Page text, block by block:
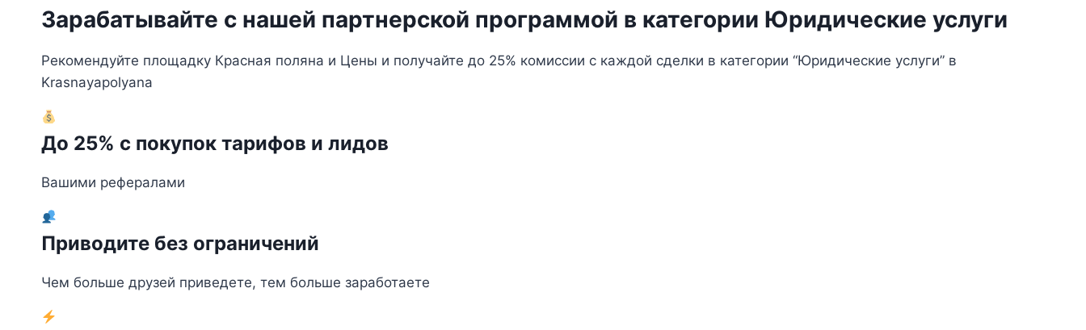
Зарабатывайте с нашей партнерской программой в категории Юридические услуги
Рекомендуйте площадку Красная поляна и Цены и получайте до 25% комиссии с каждой сделки в категории “Юридические услуги” в
Krasnayapolyana
До 25% с покупок тарифов и лидов
Вашими рефералами
Приводите без ограничений
Чем больше друзей приведете, тем больше заработаете